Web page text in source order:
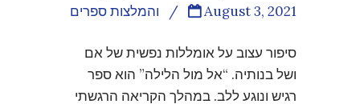
והמלצות ספרים
/ August 3, 2021
סיפור עצוב על אומללות נפשית של אם
ושל בנותיה. “אל מול הלילה” הוא ספר
רגיש ונוגע ללב. במהלך הקריאה הרגשתי